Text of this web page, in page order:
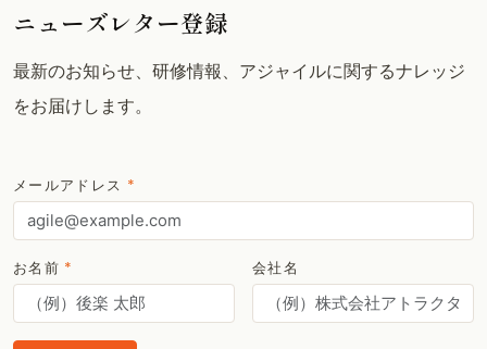
ニューズレター登録
最新のお知らせ、研修情報、アジャイルに関するナレッジ
をお届けします。
メールアドレス *
お名前 * 会社名